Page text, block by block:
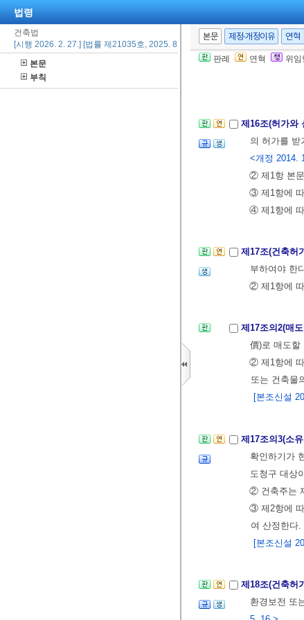
법령
건축법
[시행 2026. 2. 27.] [법률 제21035호, 2025. 8. 26., 일부개정]
본문
부칙
본문 제정·개정이유 연혁
판례 연혁 위임
② 건축관계
③ 국토교통
회”라 한다),
제16조(허가와
의 허가를 받
<개정 2014.
② 제1항 본
③ 제1항에
④ 제1항에
제17조(건축허
부하여야 한
② 제1항에
제17조의2(매
價)로 매도할
② 제1항에
또는 건축물
[본조신설
제17조의3(소
확인하기가
도청구 대상
② 건축주는
③ 제2항에 따
여 산정한다.
[본조신설
제18조(건축허
환경보전 또